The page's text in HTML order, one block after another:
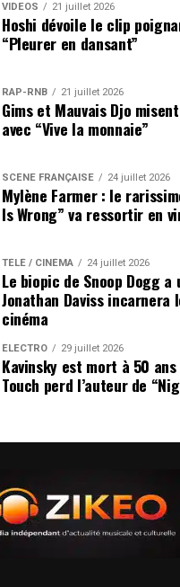
VIDEOS 21 juillet 2026
Hoshi dévoile le clip
“Pleurer en dansant”
RAP-RNB 21 juillet 2026
Gims et Mauvais Djo
avec “Vive la monnaie”
SCÈNE FRANÇAISE 24 juillet 2026
Mylène Farmer : le
Is Wrong” va ressortir en
TÉLÉ / CINÉMA 24 juillet 2026
Le biopic de Snoop Dogg a
Jonathan Daviss incarnera
cinéma
ÉLECTRO 29 juillet 2026
Kavinsky est mort à 50
Touch perd l’auteur de